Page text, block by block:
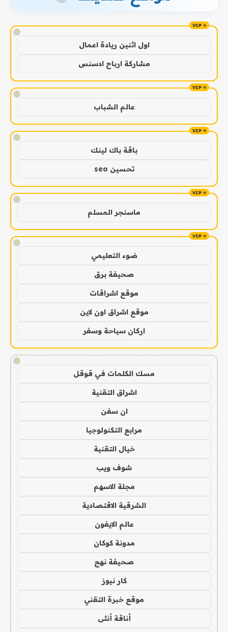
!
اول اثنين ريادة اعمال
مشاركة ارباح ادسنس
!
عالم الشباب
!
باقة باك لينك
تحسين seo
!
ماسنجر المسلم
!
ضوء التعليمي
صحيفة برق
موقع اشراقات
موقع اشراق اون لاين
اركان سياحة وسفر
!
مسك الكلمات في قوقل
اشراق التقنية
ان سفن
مرابع التكنولوجيا
خيال التقنية
شوف ويب
مجلة الاسهم
الشرقية الاقتصادية
عالم الايفون
مدونة كوكان
صحيفة نهج
كار نيوز
موقع خبرة التقني
أناقة أنثى